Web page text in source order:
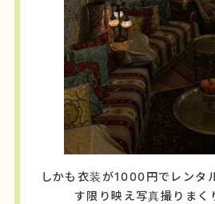
しかも衣装が1000円でレンタ
す限り映え写真撮りまく